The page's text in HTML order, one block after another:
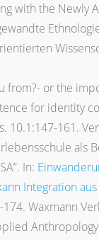
with the Newly
from?- or the
for identity
10.1:147-161.
als
In:
Integration
174. Waxmann